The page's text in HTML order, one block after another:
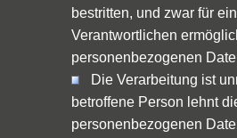
bestritten, und zwar für
Verantwortlichen
personenbezogenen
Die Verarbeitung ist
betroffene Person lehnt
personenbezogenen